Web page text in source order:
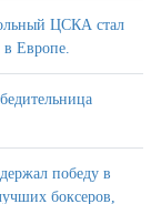
ЦСКА стал
Европе.
победу в
боксеров,